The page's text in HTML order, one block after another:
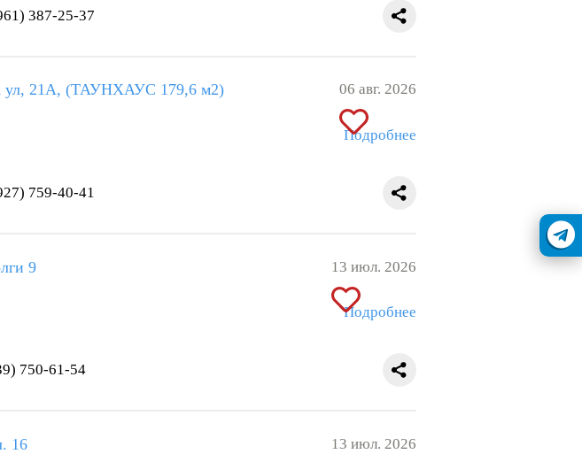
387-25-37
ул, 21А, (ТАУНХАУС 179,6 м2) 06 авг. 2026
Подробнее
759-40-41
9 13 июл. 2026
Подробнее
750-61-54
16 13 июл. 2026